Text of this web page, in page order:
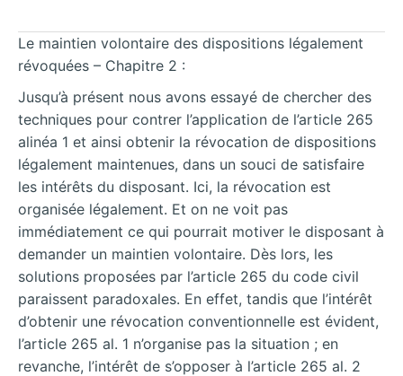
Le maintien volontaire des dispositions légalement
révoquées – Chapitre 2 :
Jusqu’à présent nous avons essayé de chercher des
techniques pour contrer l’application de l’article 265
alinéa 1 et ainsi obtenir la révocation de dispositions
légalement maintenues, dans un souci de satisfaire
les intérêts du disposant. Ici, la révocation est
organisée légalement. Et on ne voit pas
immédiatement ce qui pourrait motiver le disposant à
demander un maintien volontaire. Dès lors, les
solutions proposées par l’article 265 du code civil
paraissent paradoxales. En effet, tandis que l’intérêt
d’obtenir une révocation conventionnelle est évident,
l’article 265 al. 1 n’organise pas la situation ; en
revanche, l’intérêt de s’opposer à l’article 265 al. 2